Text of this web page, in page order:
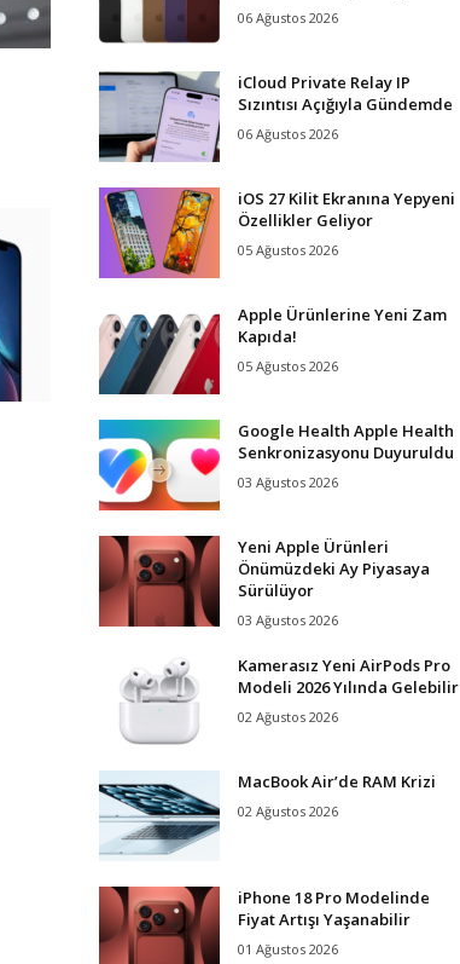
06 Ağustos 2026
iCloud Private Relay IP
Sızıntısı Açığıyla Gündemde
06 Ağustos 2026
iOS 27 Kilit Ekranına Yepyeni
Özellikler Geliyor
05 Ağustos 2026
Apple Ürünlerine Yeni Zam
Kapıda!
05 Ağustos 2026
Google Health Apple Health
Senkronizasyonu Duyuruldu
03 Ağustos 2026
Yeni Apple Ürünleri
Önümüzdeki Ay Piyasaya
Sürülüyor
03 Ağustos 2026
Kamerasız Yeni AirPods Pro
Modeli 2026 Yılında Gelebilir
02 Ağustos 2026
MacBook Air’de RAM Krizi
02 Ağustos 2026
iPhone 18 Pro Modelinde
Fiyat Artışı Yaşanabilir
01 Ağustos 2026